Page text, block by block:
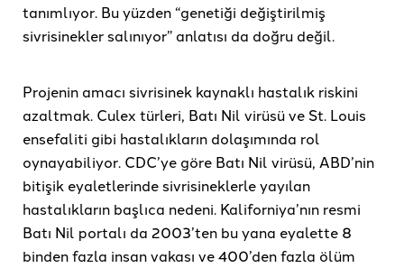
tanımlıyor. Bu yüzden “genetiği değiştirilmiş
sivrisinekler salınıyor” anlatısı da doğru değil.
Projenin amacı sivrisinek kaynaklı hastalık riskini
azaltmak. Culex türleri, Batı Nil virüsü ve St. Louis
ensefaliti gibi hastalıkların dolaşımında rol
oynayabiliyor. CDC’ye göre Batı Nil virüsü, ABD’nin
bitişik eyaletlerinde sivrisineklerle yayılan
hastalıkların başlıca nedeni. Kaliforniya’nın resmi
Batı Nil portalı da 2003’ten bu yana eyalette 8
binden fazla insan vakası ve 400’den fazla ölüm